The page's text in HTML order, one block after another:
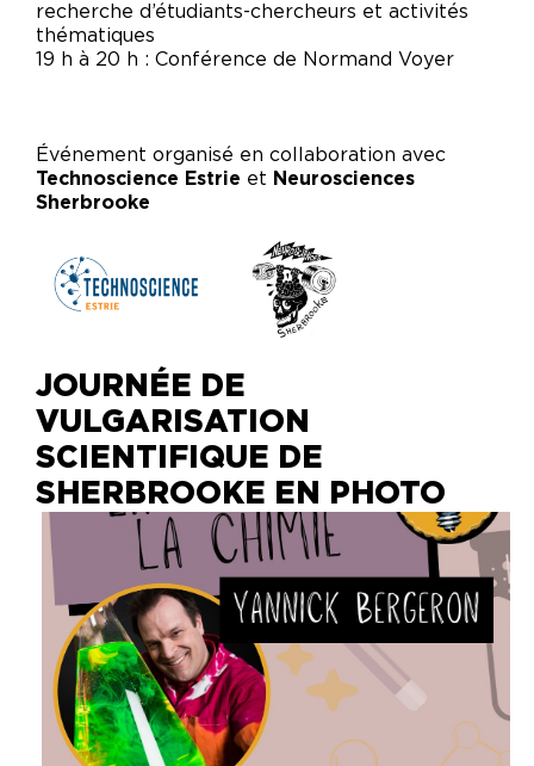
recherche d’étudiants-chercheurs et activités
thématiques
19 h à 20 h : Conférence de Normand Voyer
Événement organisé en collaboration avec
Technoscience Estrie et Neurosciences
Sherbrooke
JOURNÉE DE
VULGARISATION
SCIENTIFIQUE DE
SHERBROOKE EN PHOTO